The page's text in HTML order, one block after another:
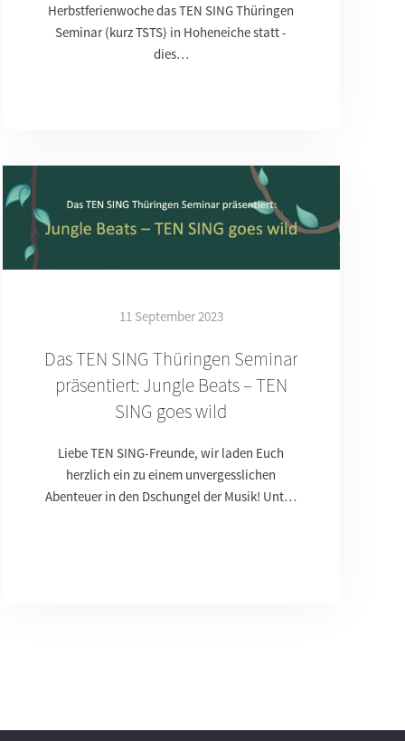
Herbstferienwoche das TEN SING Thüringen
Seminar (kurz TSTS) in Hoheneiche statt -
dies…
11 September 2023
Das TEN SING Thüringen Seminar
präsentiert: Jungle Beats – TEN
SING goes wild
Liebe TEN SING-Freunde, wir laden Euch
herzlich ein zu einem unvergesslichen
Abenteuer in den Dschungel der Musik! Unt…